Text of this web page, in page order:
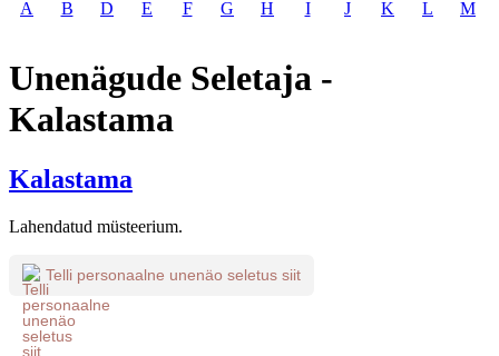
A B D E F G H I J K L M
Unenägude Seletaja -
Kalastama
Kalastama
Lahendatud müsteerium.
Telli personaalne unenäo seletus siit